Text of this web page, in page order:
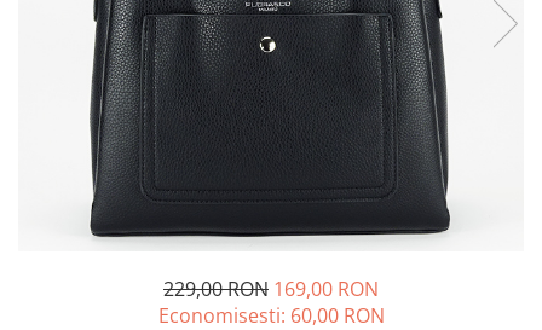
Incaltamine primavara-vara piele
Imbracaminte
Camasi si topuri
Blugi si pantaloni
Pulovere si cardigane
229,00 RON 169,00 RON
Economisesti: 60,00 RON